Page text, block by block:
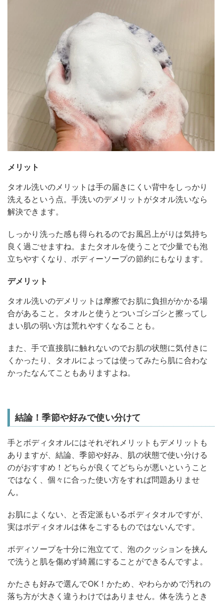
メリット
タオル洗いのメリットは手の届きにくい背中をしっかり
洗えるという点。手洗いのデメリットがタオル洗いなら
解決できます。
しっかり洗った感も得られるのでお風呂上がりは気持ち
良く過ごせますね。またタオルを使うことで少量でも泡
立ちやすくなり、ボディーソープの節約にもなります。
デメリット
タオル洗いのデメリットは摩擦でお肌に負担がかかる場
合があること。タオルと使うとついゴシゴシと擦ってし
まい肌の弱い方は荒れやすくなることも。
また、手で直接肌に触れないのでお肌の状態に気付きに
くかったり、タオルによっては使ってみたら肌に合わな
かったなんてこともありますよね。
結論！季節や好みで使い分けて
手とボディタオルにはそれぞれメリットもデメリットも
ありますが、結論、季節や好み、肌の状態で使い分ける
のがおすすめ！どちらが良くてどちらが悪いということ
ではなく、個々に合った使い方をすれば問題ありませ
ん。
お肌によくない、と否定派もいるボディタオルですが、
実はボディタオルは体をこするものではないんです。
ボディソープを十分に泡立てて、泡のクッションを挟ん
で洗うと肌を傷めず綺麗にすることができるんですよ。
かたさも好みで選んでOK！かため、やわらかめで汚れの
落ち方が大きく違うわけではありません。体を洗うとき